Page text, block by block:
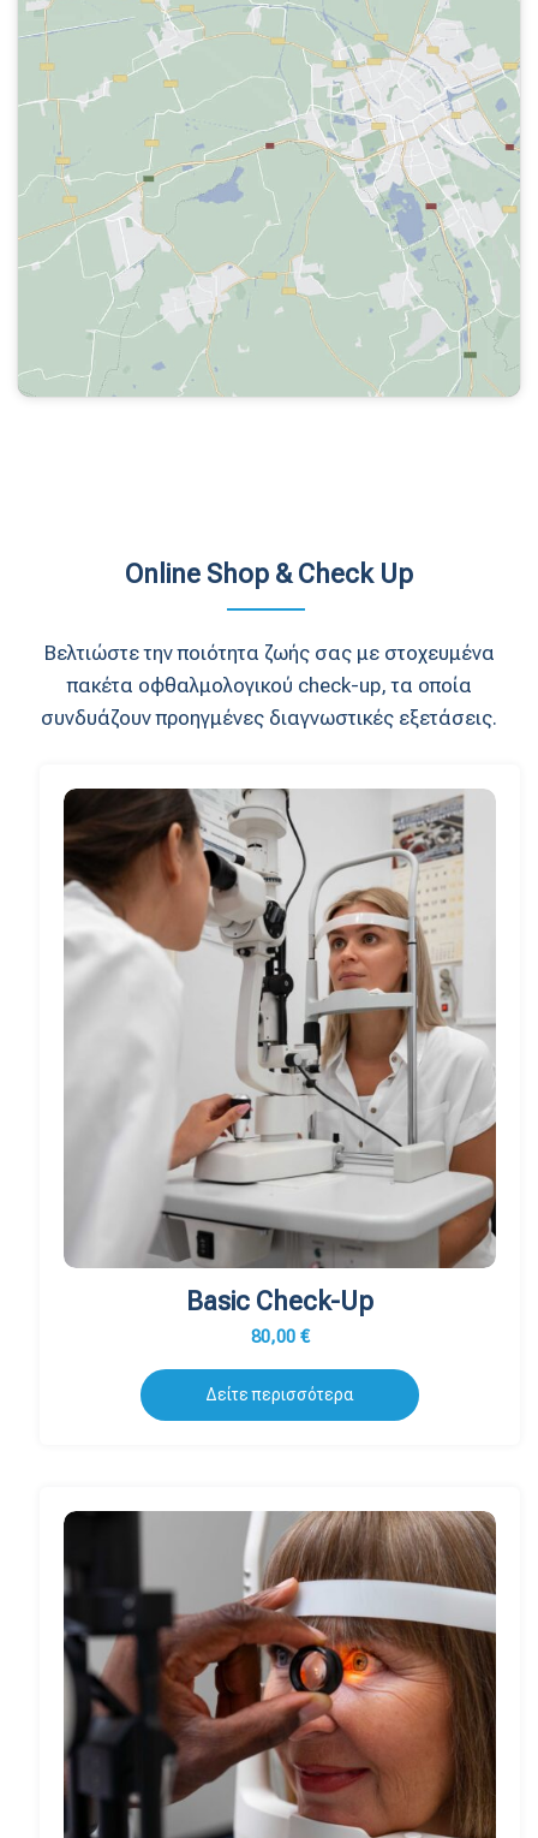
Online Shop & Check Up
Βελτιώστε την ποιότητα ζωής σας με στοχευμένα
πακέτα οφθαλμολογικού check-up, τα οποία
συνδυάζουν προηγμένες διαγνωστικές εξετάσεις.
Basic Check-Up
80,00 €
Δείτε περισσότερα